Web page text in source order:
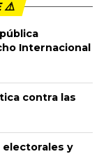
⚠️️
Internacional
contra las
y